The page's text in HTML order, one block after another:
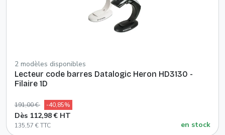
2 modèles disponibles
Lecteur code barres Datalogic Heron HD3130 -
Filaire 1D
191,00 € -40,85%
Dès 112,98 € HT
135,57 € TTC en stock